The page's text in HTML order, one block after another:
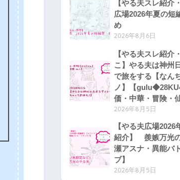
【やる夫スレ紹介
広場2026年夏の
め
2026年8月6日
【やる夫スレ紹介
こ】やる夫は神州
で旅をする【なん
ノ】【
価・中華・冒険・
2026年8月5日
【やる夫広場2026
紹介】 羨嫉万光
瀬アスナ・異能バ
ブ】
2026年8月5日